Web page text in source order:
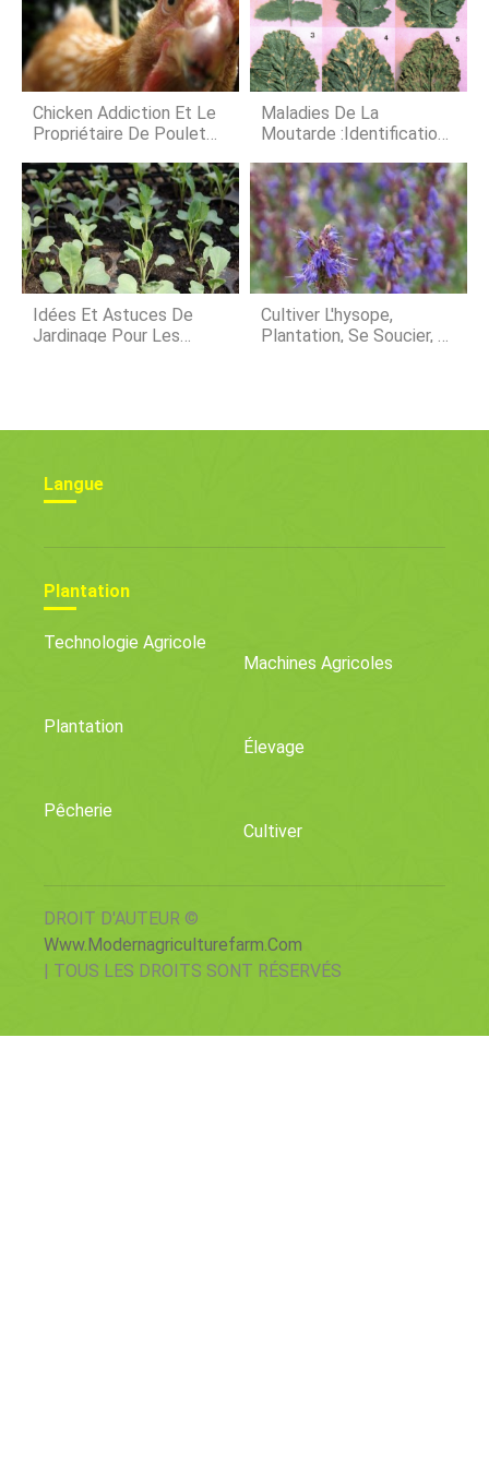
parcelles séparées quils utilisent
pour la rotation
lorsque vous aurez terminé. Vous
pouvez faire pousser de la laitue
dans du terreau dans un pot à
lintérieur plutôt que dans votre jardin.
Avec autant de variétés de
Chicken Addiction Et Le
Propriétaire De Poulet
Maladies De La
Moutarde :Identification
Idées Et Astuces De
Jardinage Pour Les
Cultiver L'hysope,
Plantation, Se Soucier, Et
Langue
Plantation
Technologie Agricole
Machines Agricoles
Plantation
Élevage
Pêcherie
Cultiver
DROIT D'AUTEUR ©
Www.modernagriculturefarm.com
| TOUS LES DROITS SONT RÉSERVÉS